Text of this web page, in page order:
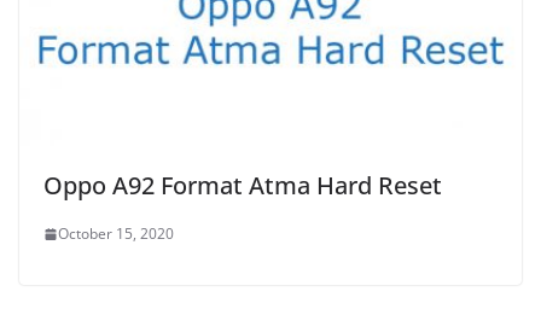
Oppo A92 Format Atma Hard Reset
October 15, 2020